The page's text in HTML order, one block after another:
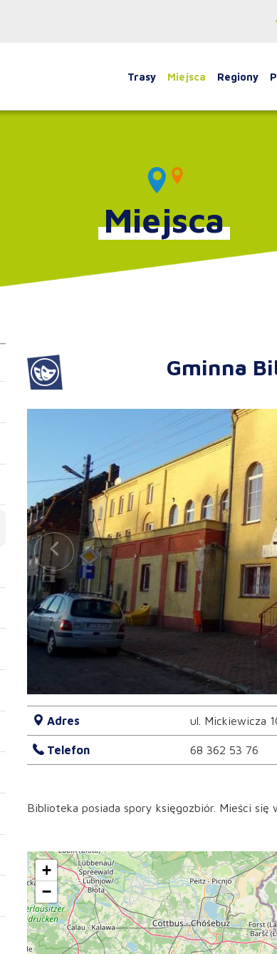
Trasy Miejsca Regiony
Miejsca
Gminna
Adres ul. Mickiewicza
Telefon 68 362 53 76
Biblioteka posiada spory księgozbiór. Mieści się
+
−